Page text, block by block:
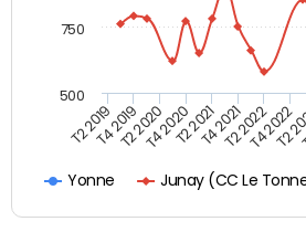
Yonne Junay (CC Le
T2 2019T4 2019T2 2020T4 2020T2 2021T4 2021T2 2022T4 2022
T2
500
750